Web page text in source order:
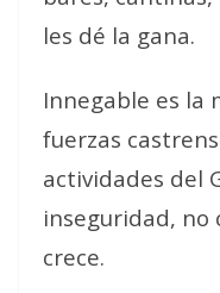
les dé la gana.
Innegable es la
fuerzas
actividades del
inseguridad, no
crece.